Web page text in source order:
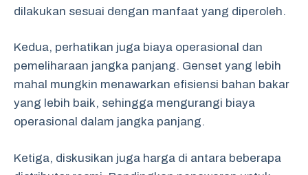
dilakukan sesuai dengan manfaat yang diperoleh.
Kedua, perhatikan juga biaya operasional dan
pemeliharaan jangka panjang. Genset yang lebih
mahal mungkin menawarkan efisiensi bahan bakar
yang lebih baik, sehingga mengurangi biaya
operasional dalam jangka panjang.
Ketiga, diskusikan juga harga di antara beberapa